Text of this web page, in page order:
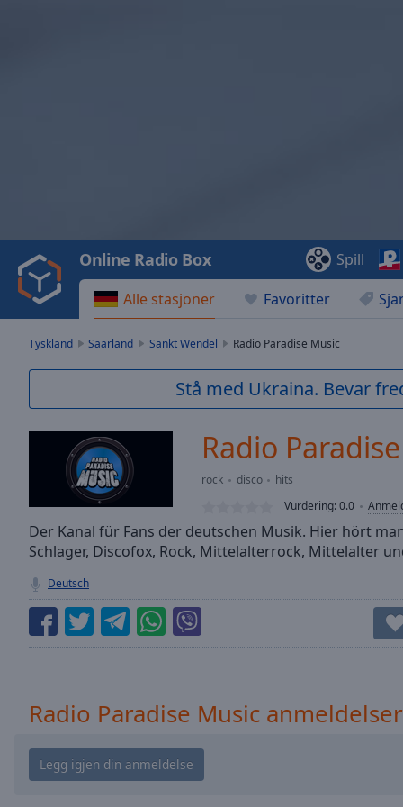
Video
Play
Backward
Skip
Current
Duration-:-
Stream
TypeLIVE
Seek to
currently
behind
LIVE
Remaining
Time-
Playback
Alle stasjoner Favoritter
Online Radio Box Spill
Tyskland Saarland Sankt Wendel Radio Paradise Music
Stå med Ukraina. Bevar
Radio
rock disco
hits
Vurdering:0.0
Der Kanal für Fans der deutschen Musik. Hier hört
Schlager, Discofox, Rock, Mittelalterrock, Mittelalter
Deutsch
Radio Paradise Music anmeldelser